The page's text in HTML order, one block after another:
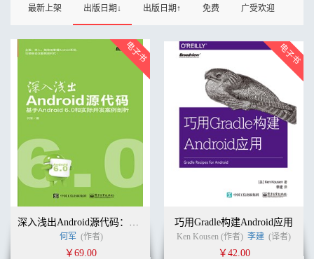
最新上架 出版日期↓ 出版日期↑ 免费 广受欢迎
深入浅出Android源代码：基于Android 6.0 源代码和实际开发案例剖析
何军 (作者)
￥69.00
巧用Gradle构建Android应用
Ken Kousen (作者) 李建 (译者)
￥42.00